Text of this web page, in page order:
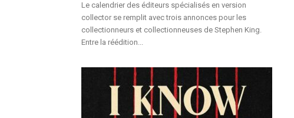
Le calendrier des éditeurs spécialisés en version
collector se remplit avec trois annonces pour les
collectionneurs et collectionneuses de Stephen King.
Entre la réédition...